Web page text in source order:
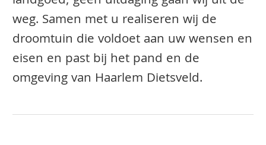
weg. Samen met u realiseren wij de
droomtuin die voldoet aan uw wensen en
eisen en past bij het pand en de
omgeving van Haarlem Dietsveld.